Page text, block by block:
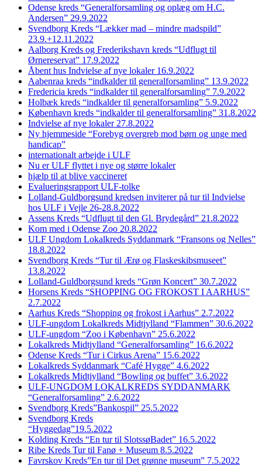
Odense kreds “Generalforsamling og oplæg om H.C.
Andersen” 29.9.2022
Svendborg Kreds “Lækker mad – mindre madspild”
23.9.+12.11.2022
Aalborg Kreds og Frederikshavn kreds “Udflugt til
Ørnereservat” 17.9.2022
Åbent hus Indvielse af nye lokaler 16.9.2022
Aabenraa kreds “indkalder til generalforsamling” 13.9.2022
Fredericia kreds “indkalder til generalforsamling” 7.9.2022
Holbæk kreds “indkalder til generalforsamling” 5.9.2022
København kreds “indkalder til generalforsamling” 31.8.2022
Indvielse af nye lokaler 27.8.2022
Ny hjemmeside “Forebyg overgreb mod børn og unge med
handicap”
internationalt arbejde i ULF
Nu er ULF flyttet i nye og større lokaler
hjælp til at blive vaccineret
Evalueringsrapport ULF-tolke
Lolland-Guldborgsund kredsen inviterer på tur til Indvielse
hos ULF i Vejle 26-28.8.2022
Assens Kreds “Udflugt til den Gl. Brydegård” 21.8.2022
Kom med i Odense Zoo 20.8.2022
ULF Ungdom Lokalkreds Syddanmark “Fransons og Nelles”
18.8.2022
Svendborg Kreds “Tur til Ærø og Flaskeskibsmuseet”
13.8.2022
Lolland-Guldborgsund kreds “Grøn Koncert” 30.7.2022
Horsens Kreds “SHOPPING OG FROKOST I AARHUS”
2.7.2022
Aarhus Kreds “Shopping og frokost i Aarhus” 2.7.2022
ULF-ungdom Lokalkreds Midtjylland “Flammen” 30.6.2022
ULF-ungdom “Zoo i København” 25.6.2022
Lokalkreds Midtjylland “Generalforsamling” 16.6.2022
Odense Kreds “Tur i Cirkus Arena” 15.6.2022
Lokalkreds Syddanmark “Café Hygge” 4.6.2022
Lokalkreds Midtjylland “Bowling og buffet” 3.6.2022
ULF-UNGDOM LOKALKREDS SYDDANMARK
“Generalforsamling” 2.6.2022
Svendborg Kreds”Bankospil” 25.5.2022
Svendborg Kreds
“Hyggedag”19.5.2022
Kolding Kreds “En tur til SlotssøBadet” 16.5.2022
Ribe Kreds Tur til Fanø + Museum 8.5.2022
Favrskov Kreds”En tur til Det grønne museum” 7.5.2022